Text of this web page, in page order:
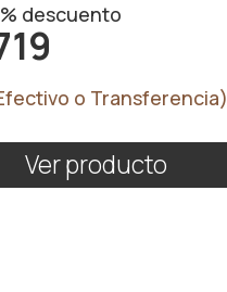
descuento
o Transferencia)
Ver producto